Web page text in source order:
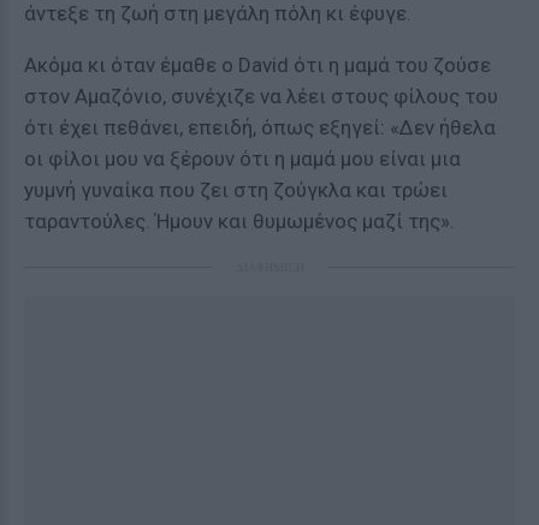
άντεξε τη ζωή στη μεγάλη πόλη κι έφυγε.
Ακόμα κι όταν έμαθε ο David ότι η μαμά του ζούσε
στον Αμαζόνιο, συνέχιζε να λέει στους φίλους του
ότι έχει πεθάνει, επειδή, όπως εξηγεί: «Δεν ήθελα
οι φίλοι μου να ξέρουν ότι η μαμά μου είναι μια
yυμvή γυναίκα που ζει στη ζούγκλα και τρώει
ταραντούλες. Ήμουν και θυμωμένος μαζί της».